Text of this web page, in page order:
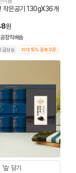
작은공기 130gX36개
원
공장직배송
급상승 최대 15% 중복쿠폰
담기